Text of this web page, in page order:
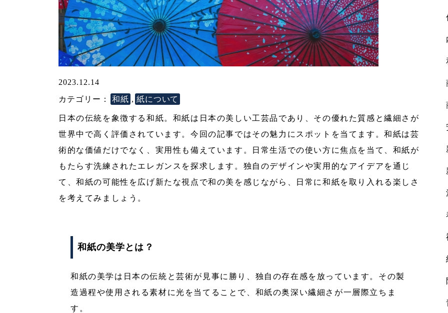
2023.12.14
カテゴリー：
和紙 , 紙について
日本の伝統を象徴する和紙。和紙は日本の美しい工芸品であり、その優れた質感と繊細さが
世界中で高く評価されています。今回の記事ではその魅力にスポットを当てます。和紙は芸
術的な価値だけでなく、実用性も備えています。日常生活での使い方に焦点を当て、和紙が
もたらす洗練されたエレガンスを探求します。独自のデザインや実用的なアイデアを通じ
て、和紙の可能性を広げ新たな視点で和の美を感じながら、日常に和紙を取り入れる楽しさ
を考えてみましょう。
和紙の美学とは？
和紙の美学は日本の伝統と芸術が見事に勝り、独自の存在感を放っています。その製
造過程や使用される素材に光を当てることで、和紙の奥深い繊細さが一層際立ちま
す。